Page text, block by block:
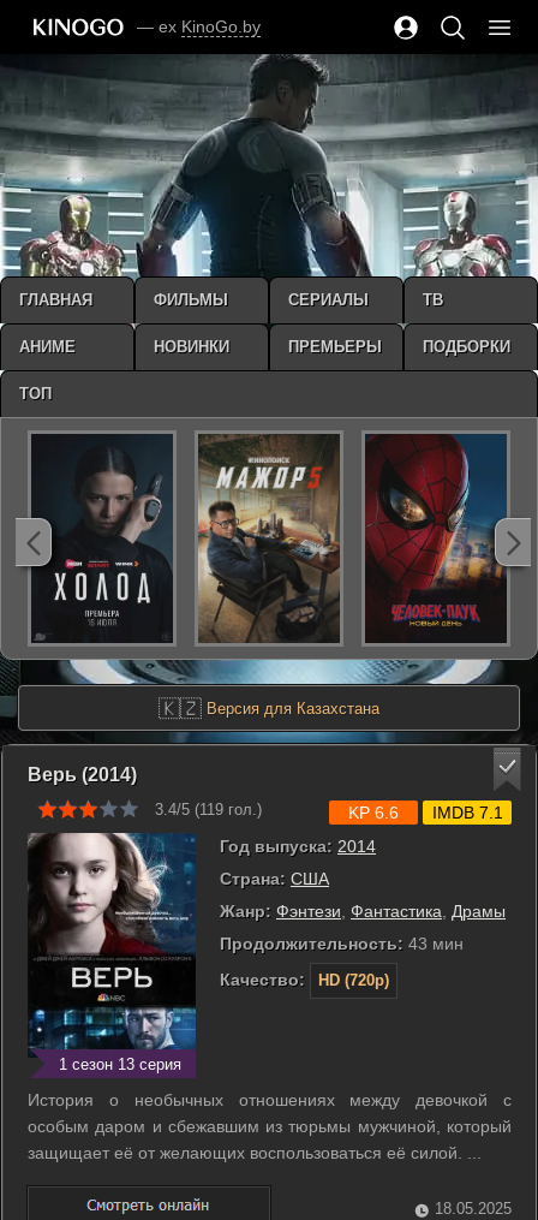
— ex KinoGo.by
🇰🇿 Версия для Казахстана
Верь (2014)
3.4/5 (119 гол.)
1 сезон 13 серия
Год выпуска: 2014
Страна: США
Жанр: Фэнтези Фантастика
Драмы
Продолжительность: 43 мин
Качество:
HD (720p)
KP 6.6 IMDB 7.1
История о необычных отношениях между девочкой с
особым даром и сбежавшим из тюрьмы мужчиной, который
защищает её от желающих воспользоваться её силой. ...
18.05.2025
ГЛАВНАЯ ФИЛЬМЫ СЕРИАЛЫ ТВ
АНИМЕ НОВИНКИ ПРЕМЬЕРЫ ПОДБОРКИ
ТОП